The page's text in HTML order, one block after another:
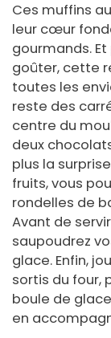
Ces muffins
leur cœur
gourmands.
goûter, cette
toutes les
reste des
centre du
deux
plus la
fruits, vous
rondelles de
Avant de
saupoudrez
glace. Enfin,
sortis du four,
boule de
en